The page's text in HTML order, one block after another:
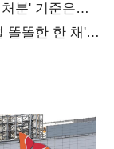
분' 기준은
똘똘한 한 채'